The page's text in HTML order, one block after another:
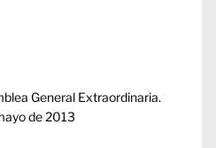
General Extraordinaria.
de 2013